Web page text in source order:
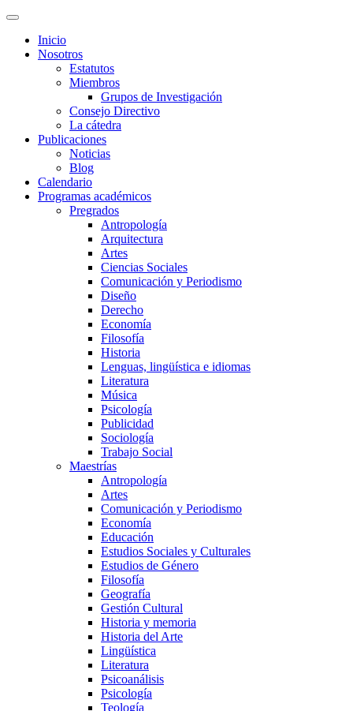
Inicio
Nosotros
Estatutos
Miembros
Grupos de Investigación
Consejo Directivo
La cátedra
Publicaciones
Noticias
Blog
Calendario
Programas académicos
Pregrados
Antropología
Arquitectura
Artes
Ciencias Sociales
Comunicación y Periodismo
Diseño
Derecho
Economía
Filosofía
Historia
Lenguas, lingüística e idiomas
Literatura
Música
Psicología
Publicidad
Sociología
Trabajo Social
Maestrías
Antropología
Artes
Comunicación y Periodismo
Economía
Educación
Estudios Sociales y Culturales
Estudios de Género
Filosofía
Geografía
Gestión Cultural
Historia y memoria
Historia del Arte
Lingüística
Literatura
Psicoanálisis
Psicología
Teología